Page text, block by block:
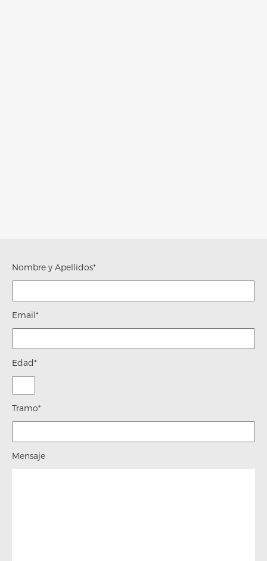
Nombre y Apellidos*
Email*
Edad*
Tramo*
Mensaje